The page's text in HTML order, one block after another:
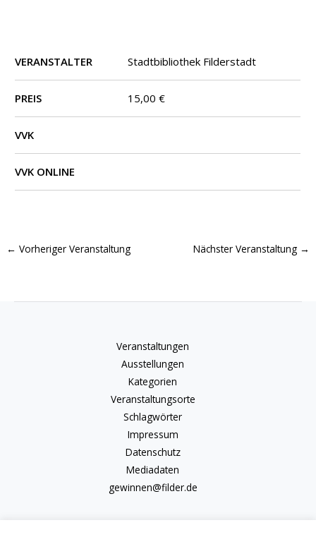
VERANSTALTER Stadtbibliothek Filderstadt
PREIS 15,00 €
VVK
VVK ONLINE
← Vorheriger Veranstaltung Nächster Veranstaltung →
Veranstaltungen
Ausstellungen
Kategorien
Veranstaltungsorte
Schlagwörter
Impressum
Datenschutz
Mediadaten
gewinnen@filder.de